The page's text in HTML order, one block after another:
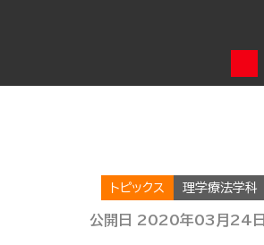
トピックス 理学療法学科
公開日 2020年03月24日